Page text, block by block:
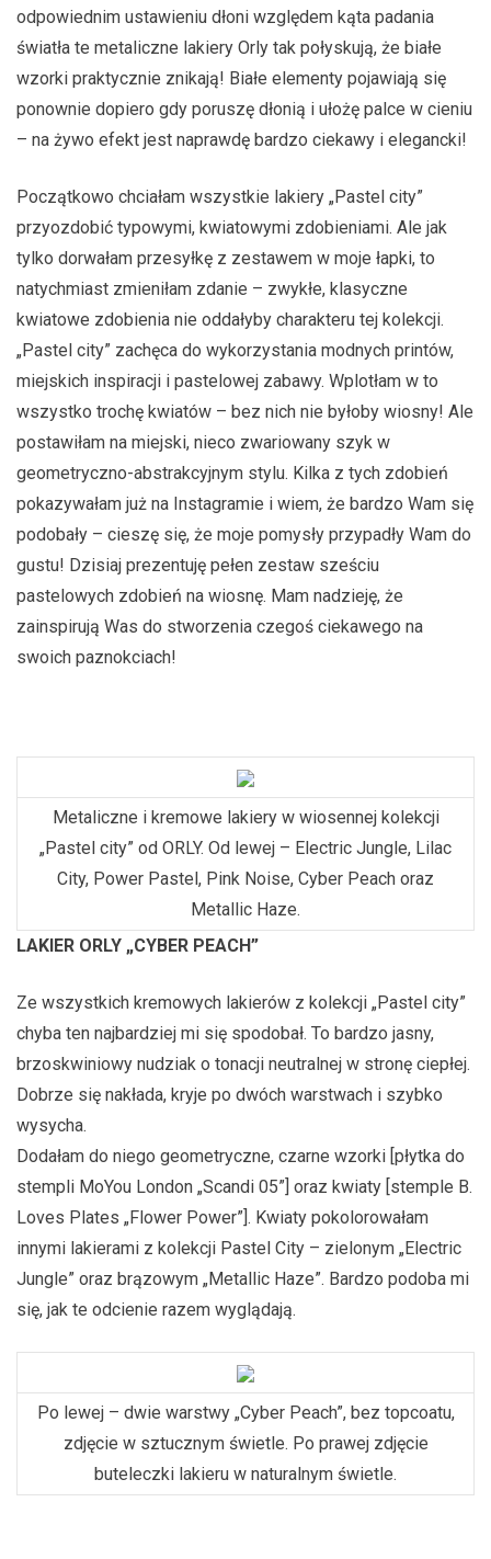
odpowiednim ustawieniu dłoni względem kąta padania
światła te metaliczne lakiery Orly tak połyskują, że białe
wzorki praktycznie znikają! Białe elementy pojawiają się
ponownie dopiero gdy poruszę dłonią i ułożę palce w cieniu
– na żywo efekt jest naprawdę bardzo ciekawy i elegancki!
Początkowo chciałam wszystkie lakiery „Pastel city”
przyozdobić typowymi, kwiatowymi zdobieniami. Ale jak
tylko dorwałam przesyłkę z zestawem w moje łapki, to
natychmiast zmieniłam zdanie – zwykłe, klasyczne
kwiatowe zdobienia nie oddałyby charakteru tej kolekcji.
„Pastel city” zachęca do wykorzystania modnych printów,
miejskich inspiracji i pastelowej zabawy. Wplotłam w to
wszystko trochę kwiatów – bez nich nie byłoby wiosny! Ale
postawiłam na miejski, nieco zwariowany szyk w
geometryczno-abstrakcyjnym stylu. Kilka z tych zdobień
pokazywałam już na Instagramie i wiem, że bardzo Wam się
podobały – cieszę się, że moje pomysły przypadły Wam do
gustu! Dzisiaj prezentuję pełen zestaw sześciu
pastelowych zdobień na wiosnę. Mam nadzieję, że
zainspirują Was do stworzenia czegoś ciekawego na
swoich paznokciach!
Metaliczne i kremowe lakiery w wiosennej kolekcji
„Pastel city” od ORLY. Od lewej – Electric Jungle, Lilac
City, Power Pastel, Pink Noise, Cyber Peach oraz
Metallic Haze.
LAKIER ORLY „CYBER PEACH”
Ze wszystkich kremowych lakierów z kolekcji „Pastel city”
chyba ten najbardziej mi się spodobał. To bardzo jasny,
brzoskwiniowy nudziak o tonacji neutralnej w stronę ciepłej.
Dobrze się nakłada, kryje po dwóch warstwach i szybko
wysycha.
Dodałam do niego geometryczne, czarne wzorki [płytka do
stempli MoYou London „Scandi 05”] oraz kwiaty [stemple B.
Loves Plates „Flower Power”]. Kwiaty pokolorowałam
innymi lakierami z kolekcji Pastel City – zielonym „Electric
Jungle” oraz brązowym „Metallic Haze”. Bardzo podoba mi
się, jak te odcienie razem wyglądają.
Po lewej – dwie warstwy „Cyber Peach”, bez topcoatu,
zdjęcie w sztucznym świetle. Po prawej zdjęcie
buteleczki lakieru w naturalnym świetle.